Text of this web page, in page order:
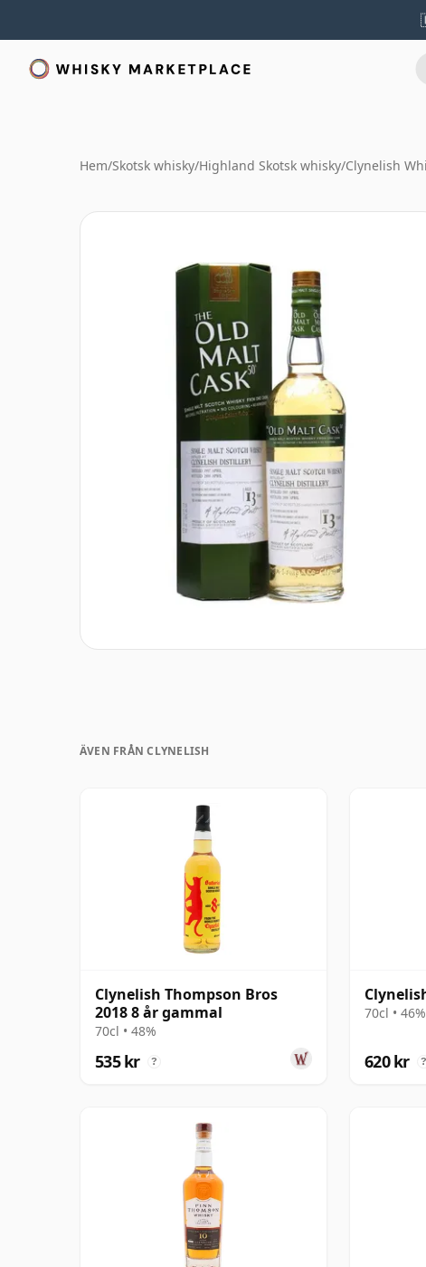
Hem/Skotsk whisky/Highland Skotsk whisky/Clynelish
ÄVEN FRÅN CLYNELISH
Clynelish Thompson Bros
2018 8 år gammal
70cl • 48%
535 kr ?
70cl • 46%
620 kr ?